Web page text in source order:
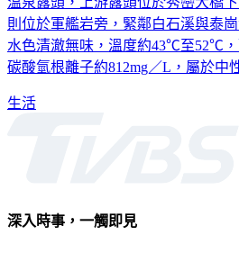
則位於軍艦岩旁，緊鄰白石溪與泰
水色清澈無味，溫度約43℃至52℃，
碳酸氫根離子約812mg／L，屬於中
生活
深入時事，一觸即見